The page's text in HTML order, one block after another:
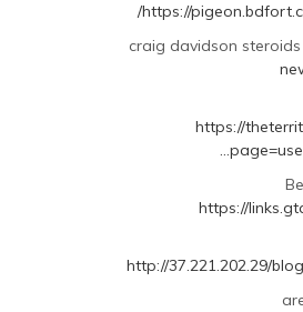
https://
craig davidson steroids
https://
https://
http://37.221.202.29/